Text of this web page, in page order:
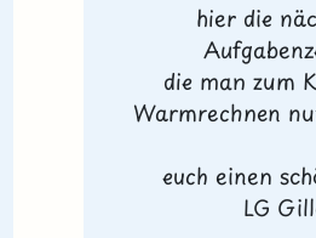
hier die
die man zum
Warmrechnen
euch einen
LG